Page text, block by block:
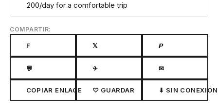
200/day for a comfortable trip
COMPARTIR:
F 𝕏 𝙋
💬 ✈ ✉
COPIAR ENLACE ♡ GUARDAR ⬇ SIN CONEXIÓN